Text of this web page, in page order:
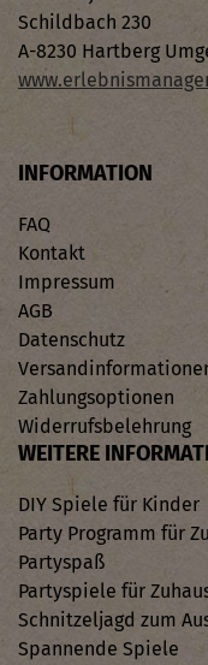
Schildbach 230
A-8230 Hartberg
INFORMATION
FAQ
Kontakt
Impressum
AGB
Datenschutz
Zahlungsoptionen
Widerrufsbelehrung
WEITERE
DIY Spiele für Kinder
Party Programm für
Partyspaß
Partyspiele für
Schnitzeljagd zum
Spannende Spiele